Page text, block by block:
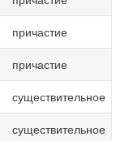
причастие
причастие
существительное
существительное